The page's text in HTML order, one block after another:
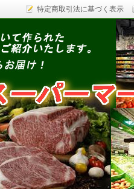
特定商取引法に基づく表示